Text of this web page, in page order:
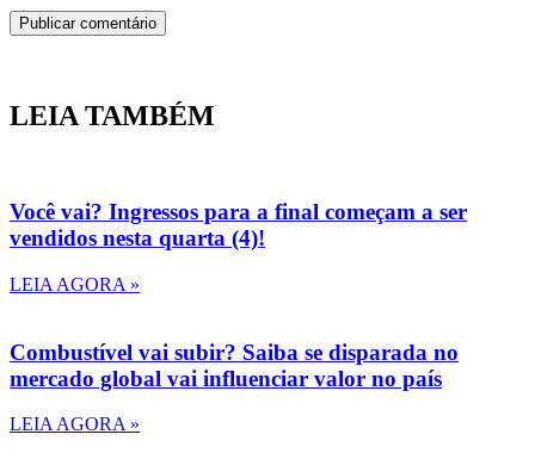
LEIA TAMBÉM
Você vai? Ingressos para a final começam a ser
vendidos nesta quarta (4)!
LEIA AGORA »
Combustível vai subir? Saiba se disparada no
mercado global vai influenciar valor no país
LEIA AGORA »